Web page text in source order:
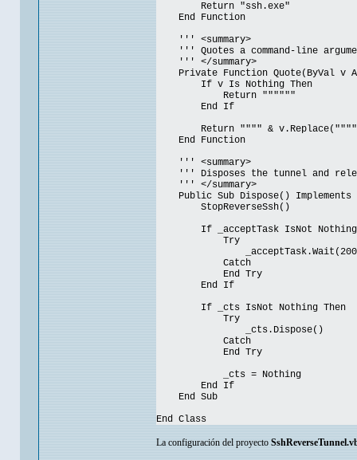
Return "ssh.exe"
End Function
''' <summary>
''' Quotes a command-line
''' </summary>
Private Function Quote(ByVal v
If v Is Nothing Then
Return """"""
End If
Return """" &
End Function
''' <summary>
''' Disposes the tunnel and
''' </summary>
Public Sub Dispose() Implements
StopReverseSsh()
If _acceptTask IsNot Nothing
Try
Catch
End Try
End If
If _cts IsNot Nothing Then
Try
_cts.Dispose()
Catch
End Try
_cts = Nothing
End If
End Sub
End Class
La configuración del proyecto